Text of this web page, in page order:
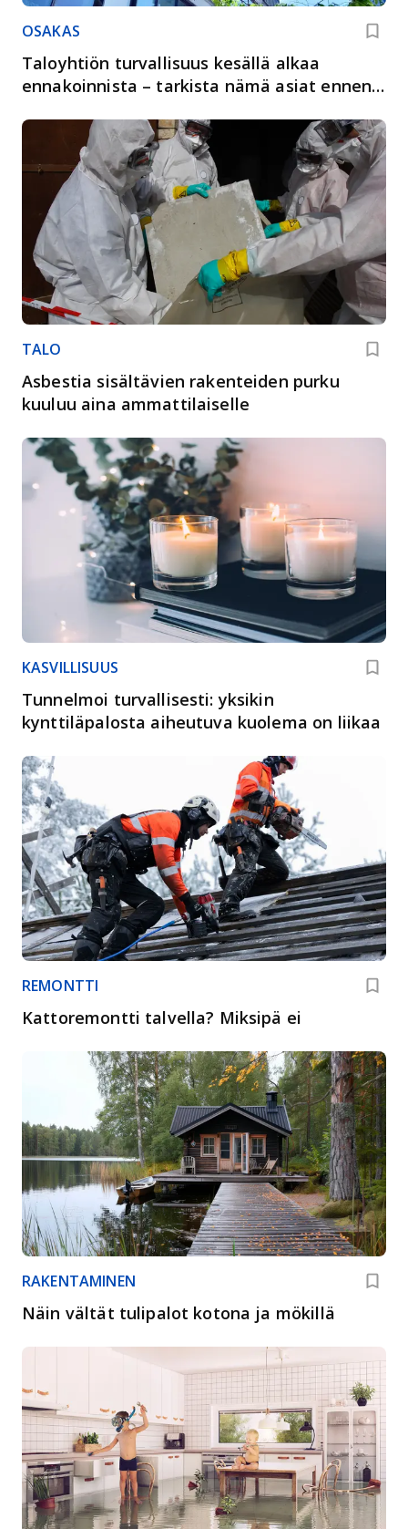
OSAKAS
Taloyhtiön turvallisuus kesällä alkaa
ennakoinnista – tarkista nämä asiat ennen
TALO
Asbestia sisältävien rakenteiden purku
kuuluu aina ammattilaiselle
KASVILLISUUS
Tunnelmoi turvallisesti: yksikin
kynttiläpalosta aiheutuva kuolema on liikaa
REMONTTI
Kattoremontti talvella? Miksipä ei
RAKENTAMINEN
Näin vältät tulipalot kotona ja mökillä